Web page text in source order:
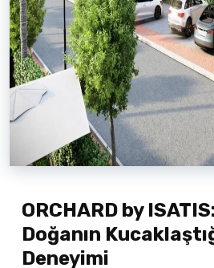
ORCHARD by
Doğanın
Deneyimi